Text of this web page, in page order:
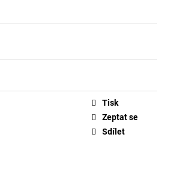
Tisk
Zeptat se
Sdílet